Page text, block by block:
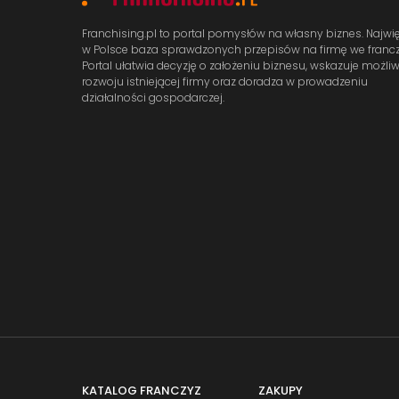
Franchising.pl to portal pomysłów na własny biznes.
w Polsce baza sprawdzonych przepisów na firmę we
Portal ułatwia decyzję o założeniu biznesu, wskazuje
rozwoju istniejącej firmy oraz doradza w prowadzeniu
działalności gospodarczej.
KATALOG FRANCZYZ
ZAKUPY